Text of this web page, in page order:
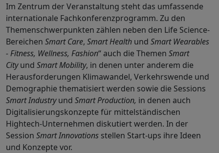
Im Zentrum der Veranstaltung steht das umfassende
internationale Fachkonferenzprogramm. Zu den
Themenschwerpunkten zählen neben den Life Science-
Bereichen Smart Care, Smart Health und Smart Wearables
- Fitness, Wellness, Fashion“ auch die Themen Smart
Cityund Smart Mobility, in denen unter anderem die
Herausforderungen Klimawandel, Verkehrswende und
Demographie thematisiert werden sowie die Sessions
Smart Industryund Smart Production, in denen auch
Digitalisierungskonzepte für mittelständischen
Hightech-Unternehmen diskutiert werden. In der
Session Smart Innovations stellen Start-ups ihre Ideen
und Konzepte vor.